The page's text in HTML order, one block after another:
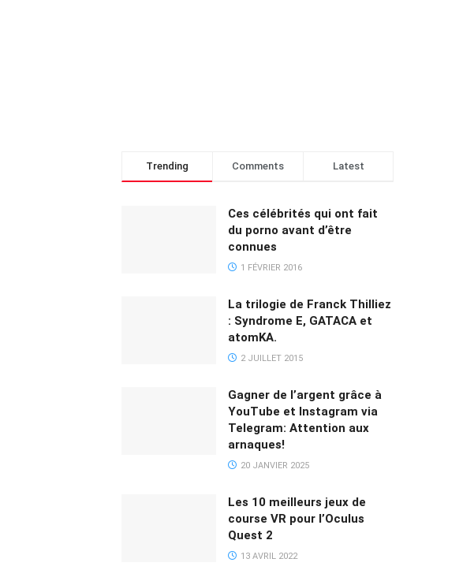
Trending Comments Latest
Ces célébrités qui ont fait
du porno avant d’être
connues
1 FÉVRIER 2016
La trilogie de Franck Thilliez
: Syndrome E, GATACA et
atomKA.
2 JUILLET 2015
Gagner de l’argent grâce à
YouTube et Instagram via
Telegram: Attention aux
arnaques!
20 JANVIER 2025
Les 10 meilleurs jeux de
course VR pour l’Oculus
Quest 2
13 AVRIL 2022